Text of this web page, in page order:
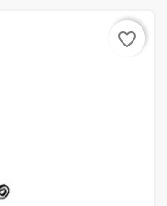
favorite_border